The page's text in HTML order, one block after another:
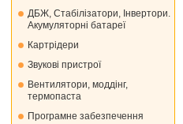
ДБЖ, Стабілізатори, Інвертори.
Акумуляторні батареї
Картрідери
Звукові пристрої
Вентилятори, моддінг,
термопаста
Програмне забезпечення